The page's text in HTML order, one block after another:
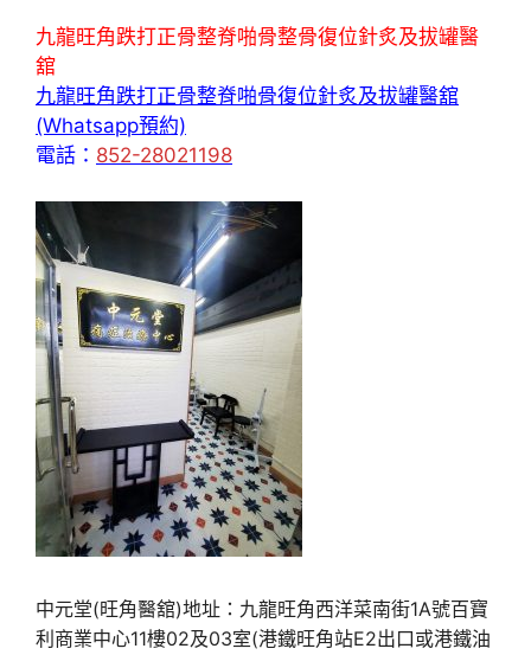
九龍旺角跌打正骨整脊啪骨整骨復位針炙及拔罐醫
舘
九龍旺角跌打正骨整脊啪骨復位針炙及拔罐醫舘
(Whatsapp預約)
電話： 852-28021198
中元堂(旺角醫舘)地址：九龍旺角西洋菜南街1A號百寶
利商業中心11樓02及03室(港鐵旺角站E2出口或港鐵油